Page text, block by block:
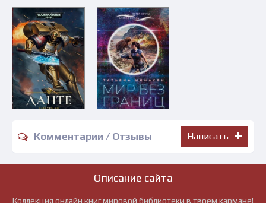
Комментарии / Отзывы Написать
Описание сайта
Коллекция онлайн книг мировой библиотеки в твоем кармане!